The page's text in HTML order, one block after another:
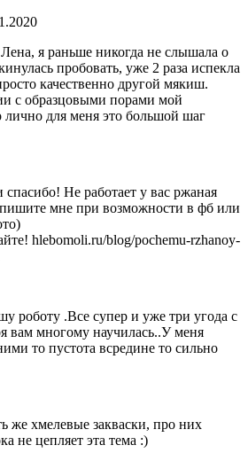
я раньше никогда не слышала о
пробовать, уже 2 раза испекла
качественно другой мякиш.
с образцовыми порами мой
лично для меня это большой шаг
спасибо! Не работает у вас ржаная
мне при возможности в фб или
hlebomoli.ru/blog/pochemu-rzhanoy-
роботу .Все супер и уже три угода с
вам многому научилась..У меня
то пустота всредине то сильно
же хмелевые закваски, про них
не цепляет эта тема :)